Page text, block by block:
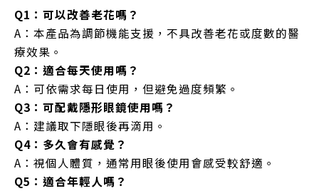
Q1：可以改善老花嗎？
A：本產品為調節機能支援，不具改善老花或度數的醫
療效果。
Q2：適合每天使用嗎？
A：可依需求每日使用，但避免過度頻繁。
Q3：可配戴隱形眼鏡使用嗎？
A：建議取下隱眼後再滴用。
Q4：多久會有感覺？
A：視個人體質，通常用眼後使用會感受較舒適。
Q5：適合年輕人嗎？